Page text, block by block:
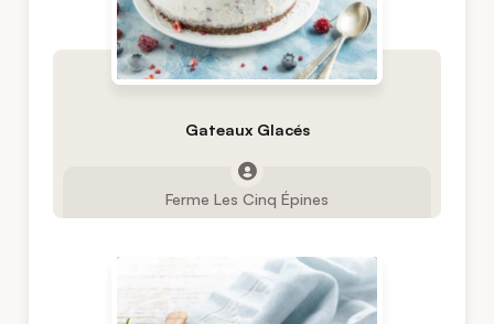
Gateaux Glacés
Ferme Les Cinq Épines